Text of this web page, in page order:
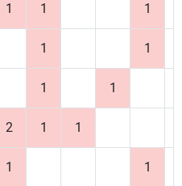
1 1 1
1 1
1 1
2 1 1
1 1